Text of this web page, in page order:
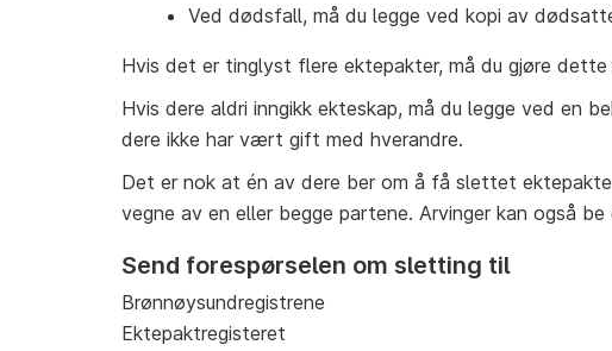
Ved dødsfall, må du legge ved kopi av
Hvis det er tinglyst flere ektepakter, må du gjøre
Hvis dere aldri inngikk ekteskap, må du legge ved en
dere ikke har vært gift med hverandre.
Det er nok at én av dere ber om å få slettet
vegne av en eller begge partene. Arvinger kan også
Send forespørselen om sletting til
Brønnøysundregistrene
Ektepaktregisteret